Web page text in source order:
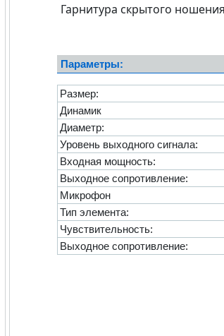
Гарнитура скрытого
Параметры:
Размер:
Динамик
Диаметр:
Уровень выходного сигнала:
Входная мощность:
Выходное сопротивление:
Микрофон
Тип элемента:
Чувствительность:
Выходное сопротивление: